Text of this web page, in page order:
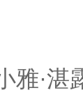
雅·湛